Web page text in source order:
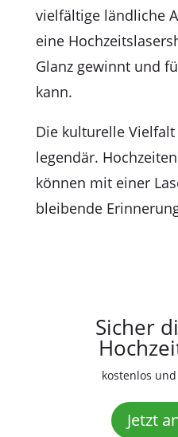
vielfältige ländliche
eine
Glanz gewinnt und
kann.
Die kulturelle Vielfalt
legendär.
können mit einer
bleibende
Sicher
kostenlos
Jetzt